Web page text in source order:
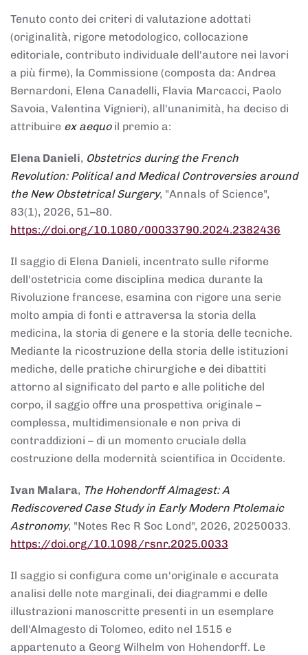
Tenuto conto dei criteri di valutazione adottati
(originalità, rigore metodologico, collocazione
editoriale, contributo individuale dell'autore nei lavori
a più firme), la Commissione (composta da: Andrea
Bernardoni, Elena Canadelli, Flavia Marcacci, Paolo
Savoia, Valentina Vignieri), all'unanimità, ha deciso di
attribuire ex aequoil premio a:
Elena Danieli, Obstetrics during the French
Revolution: Political and Medical Controversies around
the New Obstetrical Surgery, "Annals of Science",
83(1), 2026, 51–80.
https://doi.org/10.1080/00033790.2024.2382436
Il saggio di Elena Danieli, incentrato sulle riforme
dell'ostetricia come disciplina medica durante la
Rivoluzione francese, esamina con rigore una serie
molto ampia di fonti e attraversa la storia della
medicina, la storia di genere e la storia delle tecniche.
Mediante la ricostruzione della storia delle istituzioni
mediche, delle pratiche chirurgiche e dei dibattiti
attorno al significato del parto e alle politiche del
corpo, il saggio offre una prospettiva originale –
complessa, multidimensionale e non priva di
contraddizioni – di un momento cruciale della
costruzione della modernità scientifica in Occidente.
Ivan Malara, The Hohendorff Almagest: A
Rediscovered Case Study in Early Modern Ptolemaic
Astronomy, "Notes Rec R Soc Lond", 2026, 20250033.
https://doi.org/10.1098/rsnr.2025.0033
Il saggio si configura come un'originale e accurata
analisi delle note marginali, dei diagrammi e delle
illustrazioni manoscritte presenti in un esemplare
dell'Almagesto di Tolomeo, edito nel 1515 e
appartenuto a Georg Wilhelm von Hohendorff. Le